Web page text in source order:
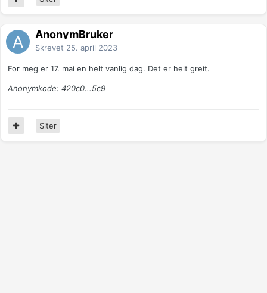
AnonymBruker
Skrevet 25. april 2023
For meg er 17. mai en helt vanlig dag. Det er helt greit.
Anonymkode: 420c0...5c9
Siter